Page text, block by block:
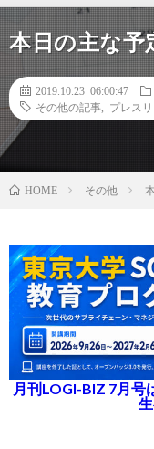
本日の主な予
2019.10.23 06:00:47
その他の記事
プレス
HOME その他
月刊LOGI-BIZ 7月号